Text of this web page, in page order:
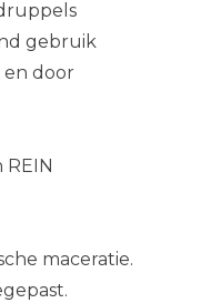
gebruik
en door
maceratie.